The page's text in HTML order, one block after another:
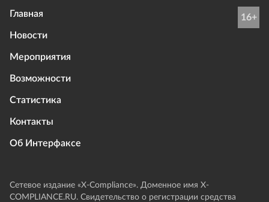
Главная
Новости
Мероприятия
Возможности
Статистика
Контакты
Об Интерфаксе
16+
Сетевое издание «Х-Compliance». Доменное имя X-
COMPLIANCE.RU. Свидетельство о регистрации средства